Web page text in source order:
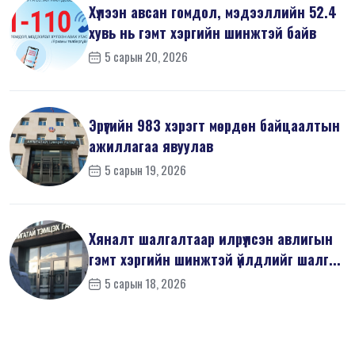
Хүлээн авсан гомдол, мэдээллийн 52.4
хувь нь гэмт хэргийн шинжтэй байв
5 сарын 20, 2026
Эрүүгийн 983 хэрэгт мөрдөн байцаалтын
ажиллагаа явуулав
5 сарын 19, 2026
Хяналт шалгалтаар илрүүлсэн авлигын
гэмт хэргийн шинжтэй үйлдлийг шалг...
5 сарын 18, 2026